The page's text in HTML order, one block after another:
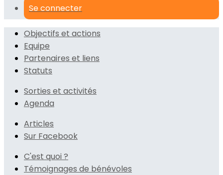
Se connecter
Objectifs et actions
Equipe
Partenaires et liens
Statuts
Sorties et activités
Agenda
Articles
Sur Facebook
C'est quoi ?
Témoignages de bénévoles